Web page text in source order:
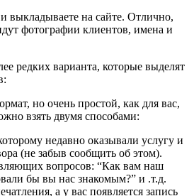
выкладываете на сайте. Отлично,
фотографии клиентов, имена и
редких варианта, которые выделят
но очень простой, как для вас,
взять двумя способами:
недавно оказывали услугу и
(не забыв сообщить об этом).
вопросов: “Как вам наш
бы вы нас знакомым?” и .т.д.
а у вас появляется запись